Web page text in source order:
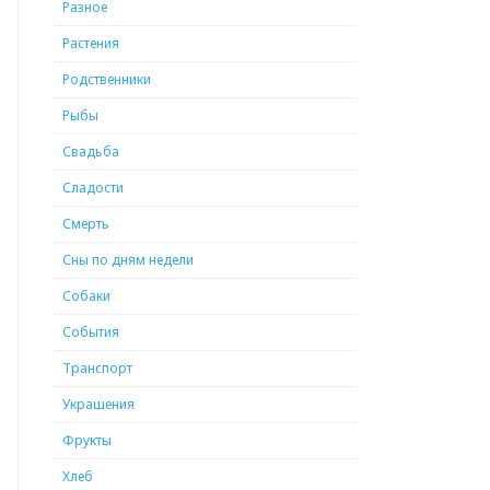
Разное
Растения
Родственники
Рыбы
Свадьба
Сладости
Смерть
Сны по дням недели
Собаки
События
Транспорт
Украшения
Фрукты
Хлеб